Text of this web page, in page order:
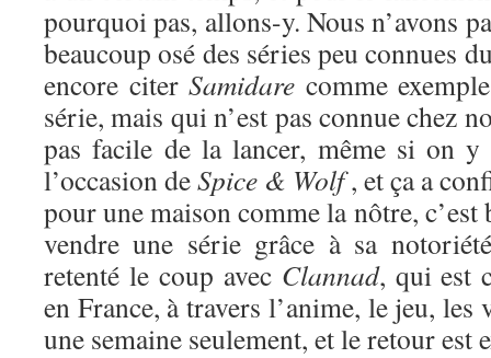
pourquoi pas, allons-y. Nous n’avons
beaucoup osé des séries peu connues
encore citer Samidare comme
série, mais qui n’est pas connue chez
pas facile de la lancer, même si on
l’occasion deSpice & Wolf, et ça a
pour une maison comme la nôtre,
vendre une série grâce à sa
retenté le coup avec Clannad, qui est
en France, à travers l’anime, le jeu,
une semaine seulement, et le retour est